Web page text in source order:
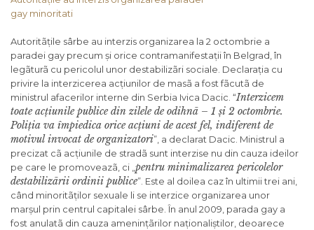
Autoritãțile sârbe au interzis organizarea la 2 octombrie a
paradei gay precum și orice contramanifestații în Belgrad, în
legãturã cu pericolul unor destabilizãri sociale. Declarația cu
privire la interzicerea acțiunilor de masã a fost fãcutã de
ministrul afacerilor interne din Serbia Ivica Dacic. “Interzicem
toate acțiunile publice din zilele de odihnã – 1 și 2 octombrie.
Poliția va împiedica orice acțiuni de acest fel, indiferent de
motivul invocat de organizatori”, a declarat Dacic. Ministrul a
precizat cã acțiunile de stradã sunt interzise nu din cauza ideilor
pe care le promoveazã, ci „ pentru minimalizarea pericolelor
destabilizãrii ordinii publice”. Este al doilea caz în ultimii trei ani,
când minoritãților sexuale li se interzice organizarea unor
marșul prin centrul capitalei sârbe. În anul 2009, parada gay a
fost anulatã din cauza amenințãrilor naționaliștilor, deoarece